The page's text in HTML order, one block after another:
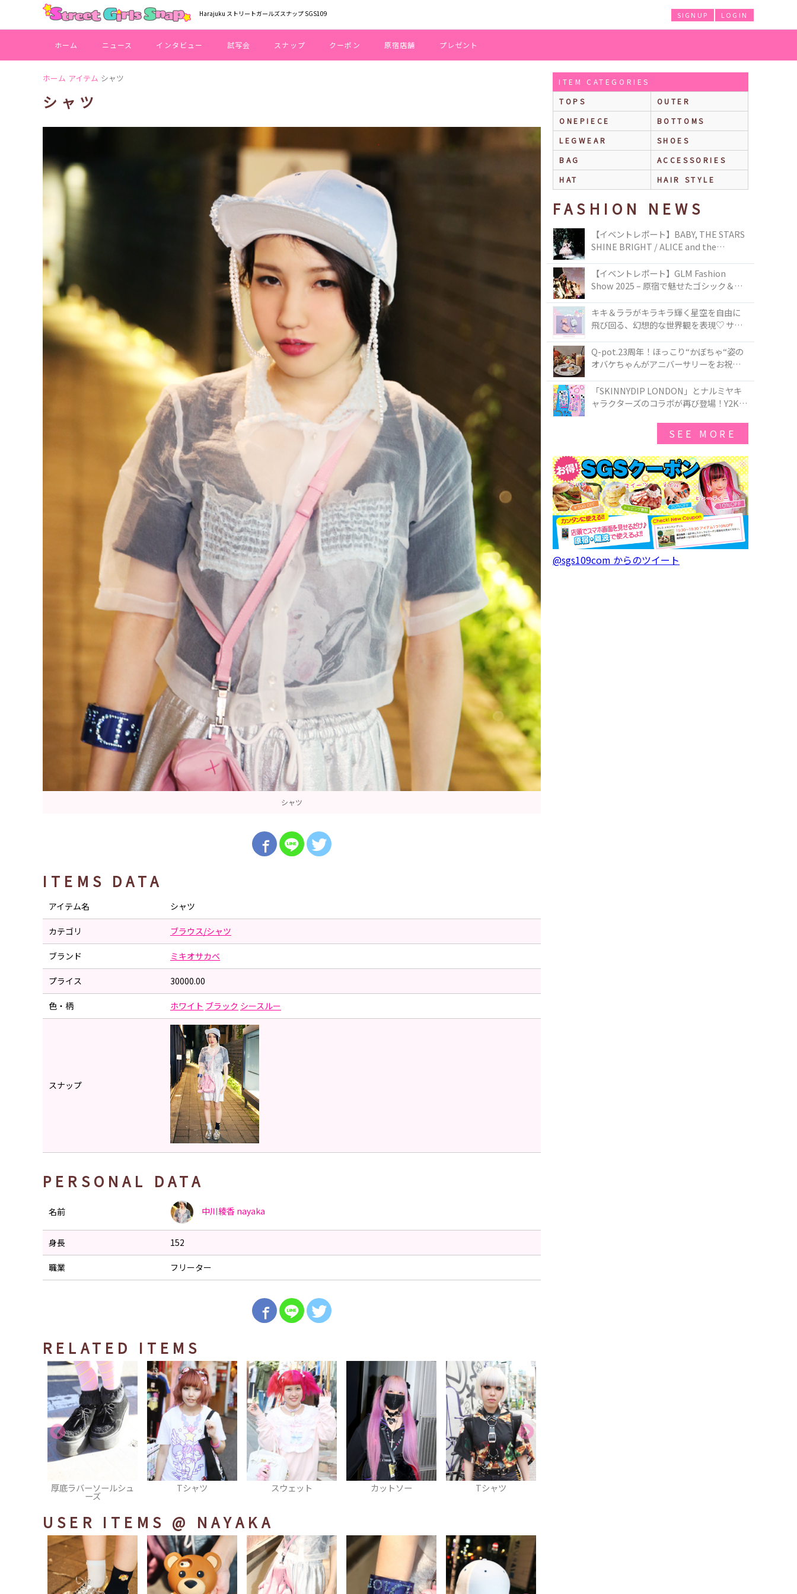
Harajuku ストリートガールズスナップ SGS109 LOGIN
SIGNUP
ホーム ニュース インタビュー 試写会 スナップ クーポン 原宿店舗 プレゼント
ホーム アイテム シャツ
シャツ
シャツ
ITEMS DATA
アイテム名 シャツ
カテゴリ ブラウス/シャツ
ブランド ミキオサカベ
プライス 30000.00
色・柄 ホワイト ブラック シースルー
スナップ
PERSONAL DATA
名前 中川綾香 nayaka
身長 152
職業 フリーター
RELATED ITEMS
Tシャツ スウェット カットソー Tシャツ スニーカー
USER ITEMS @ NAYAKA
ITEM CATEGORIES
TOPS
OUTER
ONEPIECE
BOTTOMS
LEGWEAR
SHOES
BAG
ACCESSORIES
HAT
HAIR STYLE
FASHION NEWS
【イベントレポート】BABY, THE STARS
SHINE BRIGHT / ALICE and the
TOKYO
【イベントレポート】GLM Fashion
Show 2025 – 原宿で魅せたゴシック＆ロ
キキ＆ララがキラキラ輝く星空を自由に
飛び回る、幻想的な世界観を表現♡ サマ
50周年アニバーサリーイヤー』を記念し
たコレクションが登場
Q-pot.23周年！ほっこり“かぼちゃ“姿の
オバケちゃんがアニバーサリーをお祝い
ー」が新発売！Q-pot CAFE.では「かぼち
ゃのオバケーキプレート」も登場
「SKINNYDIP LONDON」とナルミヤキ
ャラクターズのコラボが再び登場！Y2Kム
SEE MORE
@sgs109com からのツイート